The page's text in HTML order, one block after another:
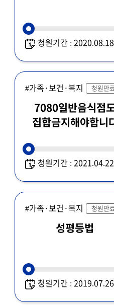
청원기간 :
#가족·보건·복지 청원만료
7080일반음식점
집합금지해야합니
청원기간 :
#가족·보건·복지 청원만료
성평등법
청원기간 :